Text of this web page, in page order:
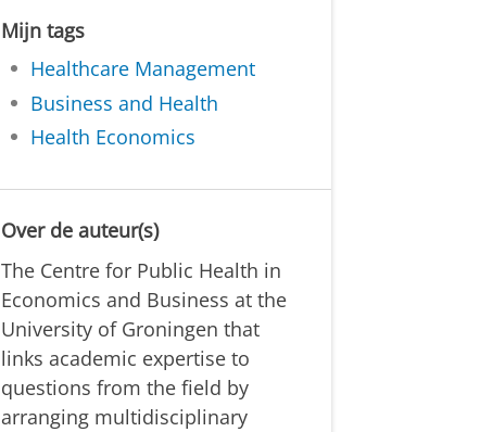
Mijn tags
Healthcare Management
Business and Health
Health Economics
Over de auteur(s)
The Centre for Public Health in
Economics and Business at the
University of Groningen that
links academic expertise to
questions from the field by
arranging multidisciplinary